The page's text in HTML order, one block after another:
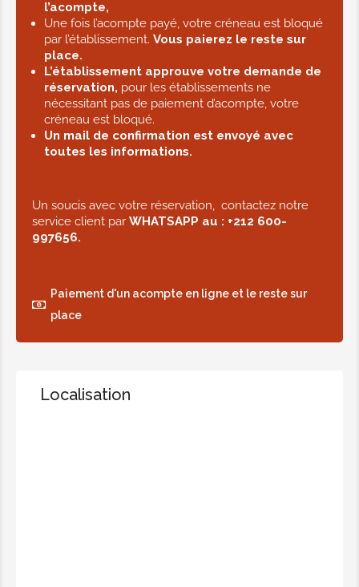
l’acompte,
Une fois l’acompte payé, votre créneau est bloqué
par l’établissement. Vous paierez le reste sur
place.
L’établissement approuve votre demande de
réservation, pour les établissements ne
nécessitant pas de paiement d’acompte, votre
créneau est bloqué.
Un mail de confirmation est envoyé avec
toutes les informations.
Un soucis avec votre réservation, contactez notre
service client par WHATSAPP au : +212 600-
997656.
Paiement d'un acompte en ligne et le reste sur
place
Localisation